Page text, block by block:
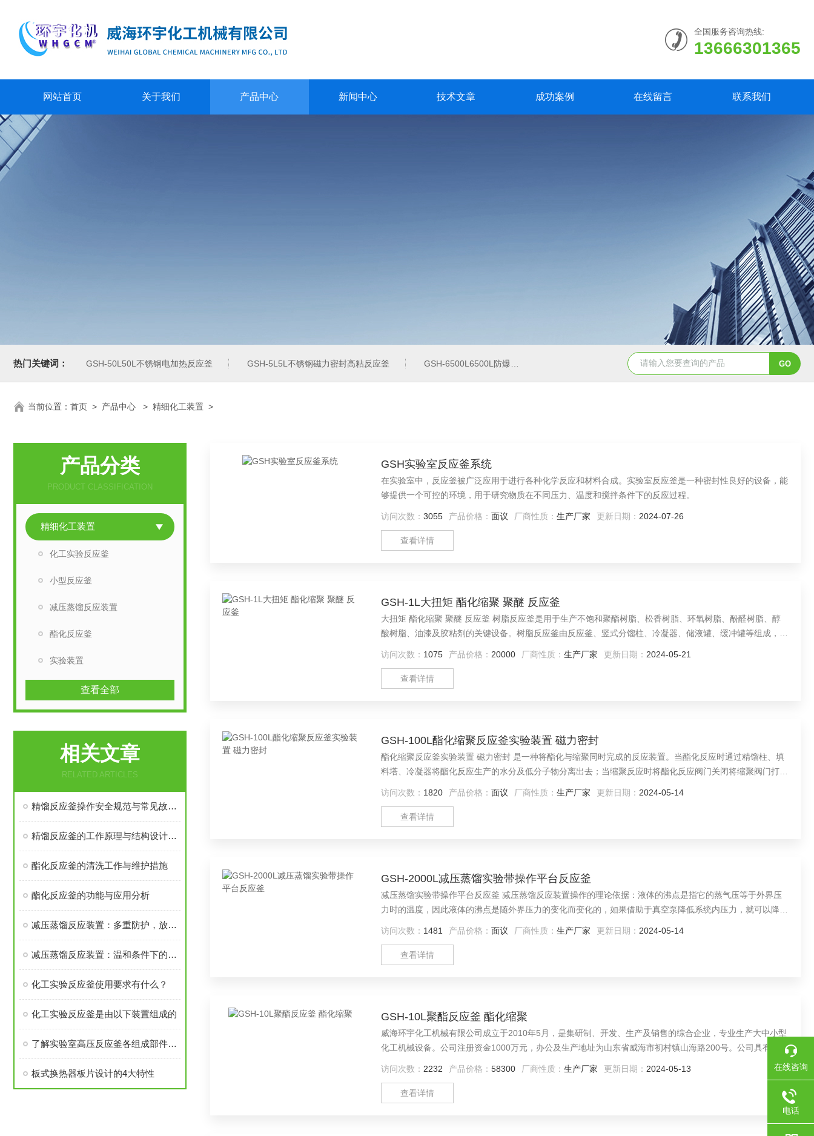
全国服务咨询热线:
13666301365
网站首页 关于我们 产品中心 新闻中心 技术文章 成功案例 在线留言 联系我们
热门关键词： GSH-50L50L不锈钢电加热反应釜 GSH-5L5L不锈钢磁力密封高粘反应釜 GSH-6500L6500L防爆加氢工业反应釜 GSH-0.5L0.5L不锈钢磁力密封聚酯反应釜
当前位置： 首页 > 产品中心 > 精细化工装置 >
产品分类
PRODUCT CLASSIFICATION
精细化工装置
化工实验反应釜
小型反应釜
减压蒸馏反应装置
酯化反应釜
实验装置
查看全部
相关文章
RELATED ARTICLES
精馏反应釜操作安全规范与常见故障排查：防范超压与暴沸的关键措施
精馏反应釜的工作原理与结构设计详解：如何实现高效传质与传热？
酯化反应釜的清洗工作与维护措施
酯化反应釜的功能与应用分析
减压蒸馏反应装置：多重防护，放心使用
减压蒸馏反应装置：温和条件下的高效蒸馏
化工实验反应釜使用要求有什么？
化工实验反应釜是由以下装置组成的
了解实验室高压反应釜各组成部件功能特点才能更好的使用它
板式换热器板片设计的4大特性
GSH实验室反应釜系统
在实验室中，反应釜被广泛应用于进行各种化学反应和材料合成。实验室反应釜是一种密封性良好的设备，能
够提供一个可控的环境，用于研究物质在不同压力、温度和搅拌条件下的反应过程。
访问次数： 3055 产品价格： 面议 厂商性质： 生产厂家 更新日期： 2024-07-26
查看详情
GSH-1L大扭矩 酯化缩聚 聚醚 反应釜
大扭矩 酯化缩聚 聚醚 反应釜 树脂反应釜是用于生产不饱和聚酯树脂、松香树脂、环氧树脂、酚醛树脂、醇
酸树脂、油漆及胶粘剂的关键设备。树脂反应釜由反应釜、竖式分馏柱、冷凝器、储液罐、缓冲罐等组成，全
访问次数： 1075 产品价格： 20000 厂商性质： 生产厂家 更新日期： 2024-05-21
查看详情
GSH-100L酯化缩聚反应釜实验装置 磁力密封
酯化缩聚反应釜实验装置 磁力密封 是一种将酯化与缩聚同时完成的反应装置。当酯化反应时通过精馏柱、填
料塔、冷凝器将酯化反应生产的水分及低分子物分离出去；当缩聚反应时将酯化反应阀门关闭将缩聚阀门打
访问次数： 1820 产品价格： 面议 厂商性质： 生产厂家 更新日期： 2024-05-14
查看详情
GSH-2000L减压蒸馏实验带操作平台反应釜
减压蒸馏实验带操作平台反应釜 减压蒸馏反应装置操作的理论依据：液体的沸点是指它的蒸气压等于外界压
力时的温度，因此液体的沸点是随外界压力的变化而变化的，如果借助于真空泵降低系统内压力，就可以降低
访问次数： 1481 产品价格： 面议 厂商性质： 生产厂家 更新日期： 2024-05-14
查看详情
GSH-10L聚酯反应釜 酯化缩聚
威海环宇化工机械有限公司成立于2010年5月，是集研制、开发、生产及销售的综合企业，专业生产大中小型
化工机械设备。公司注册资金1000万元，办公及生产地址为山东省威海市初村镇山海路200号。公司具有A2
访问次数： 2232 产品价格： 58300 厂商性质： 生产厂家 更新日期： 2024-05-13
查看详情
在线咨询
电话